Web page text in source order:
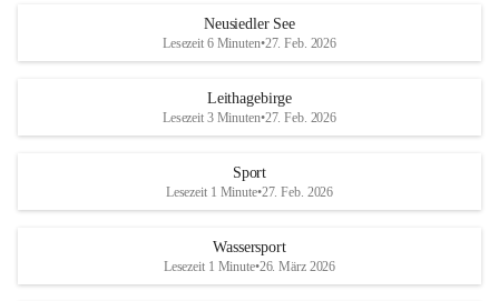
S
und den daraus folgenden wirtschaftlichen
Maßnahmen zur Bekämpfung
Rebe und der Amerikanischen
Anhang VBl. EU Nr. 18
1 Seite•1,4 MB
r
S
Neusiedler See
Lesezeit 6 Minuten•27. Feb. 2026
Leithagebirge
Lesezeit 3 Minuten•27. Feb. 2026
Sport
Lesezeit 1 Minute•27. Feb. 2026
Wassersport
Lesezeit 1 Minute•26. März 2026